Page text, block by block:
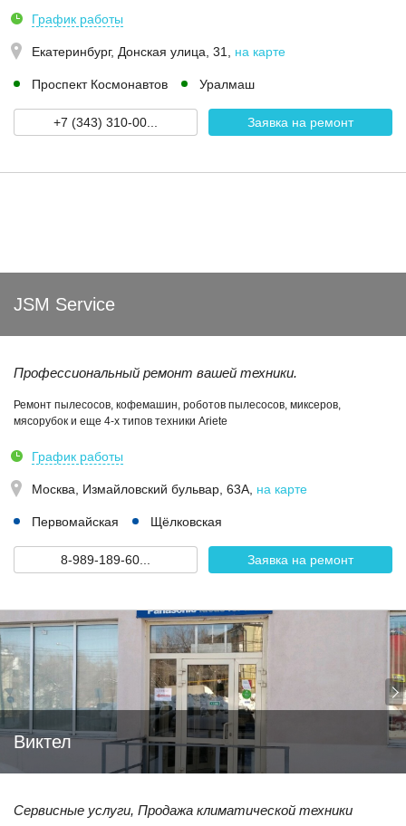
График работы
Екатеринбург, Донская улица, 31 на карте
Проспект Космонавтов Уралмаш
+7 (343) 310-00... Заявка на ремонт
JSM Service
Профессиональный ремонт вашей техники.
Ремонт пылесосов, кофемашин, роботов пылесосов, миксеров,
мясорубок и еще 4-х типов техники Ariete
График работы
Москва, Измайловский бульвар, 63А на карте
Первомайская Щёлковская
8-989-189-60... Заявка на ремонт
Виктел
Сервисные услуги, Продажа климатической техники